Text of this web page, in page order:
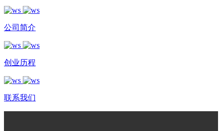
公司简介
创业历程
联系我们